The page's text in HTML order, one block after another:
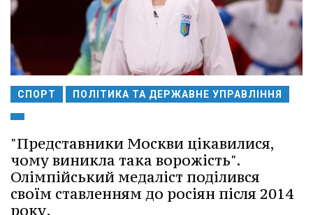
СПОРТ ПОЛІТИКА ТА ДЕРЖАВНЕ УПРАВЛІННЯ
"Представники Москви цікавилися,
чому виникла така ворожість".
Олімпійський медаліст поділився
своїм ставленням до росіян після 2014
року.